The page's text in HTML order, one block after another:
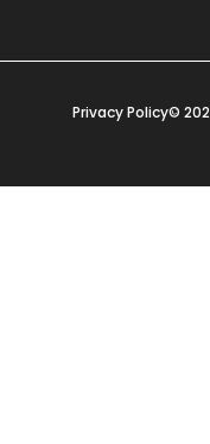
Privacy Policy©